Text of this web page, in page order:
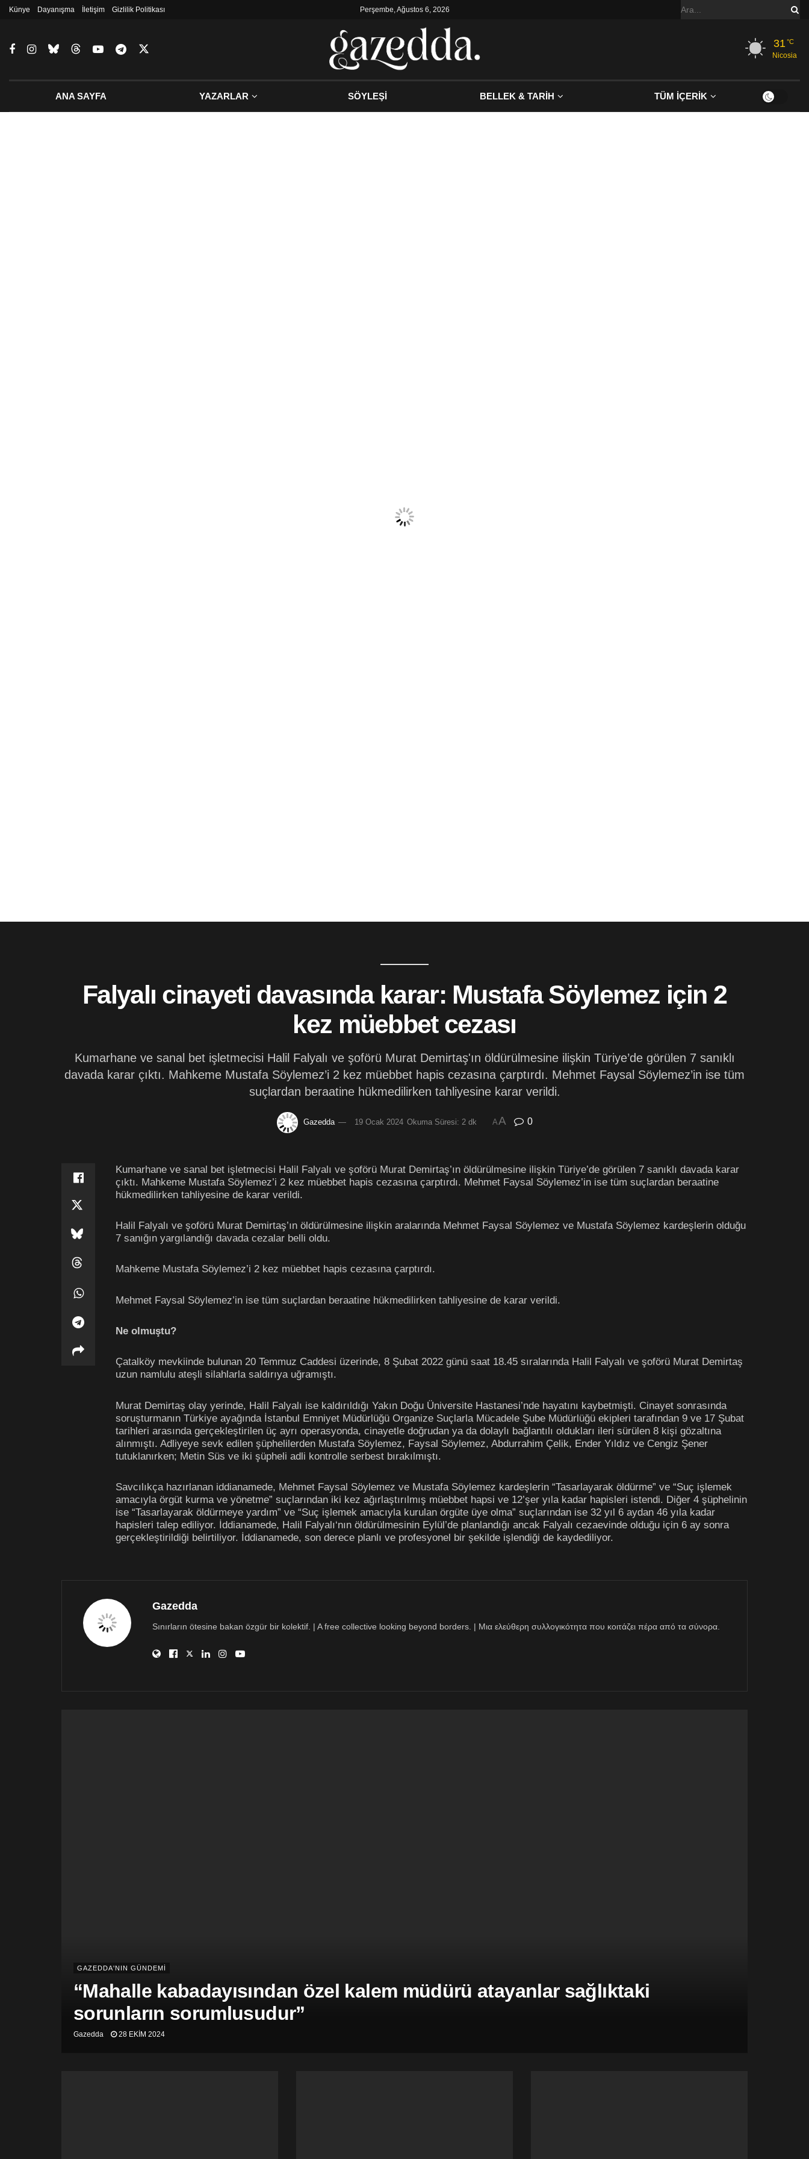
Künye Dayanışma İletişim Gizlilik Politikası Perşembe, Ağustos 6, 2026
31 °C
Nicosia
ANA SAYFA YAZARLAR SÖYLEŞİ BELLEK & TARİH TÜM İÇERİK
Falyalı cinayeti davasında karar: Mustafa Söylemez için 2
kez müebbet cezası
Kumarhane ve sanal bet işletmecisi Halil Falyalı ve şoförü Murat Demirtaş'ın öldürülmesine ilişkin Türiye’de görülen 7 sanıklı
davada karar çıktı. Mahkeme Mustafa Söylemez’i 2 kez müebbet hapis cezasına çarptırdı. Mehmet Faysal Söylemez’in ise tüm
suçlardan beraatine hükmedilirken tahliyesine karar verildi.
Gazedda 19 Ocak 2024 Okuma Süresi: 2 dk AA 0
Kumarhane ve sanal bet işletmecisi Halil Falyalı ve şoförü Murat Demirtaş’ın öldürülmesine ilişkin Türiye’de görülen 7 sanıklı davada karar
çıktı. Mahkeme Mustafa Söylemez’i 2 kez müebbet hapis cezasına çarptırdı. Mehmet Faysal Söylemez’in ise tüm suçlardan beraatine
hükmedilirken tahliyesine de karar verildi.
Halil Falyalı ve şoförü Murat Demirtaş’ın öldürülmesine ilişkin aralarında Mehmet Faysal Söylemez ve Mustafa Söylemez kardeşlerin olduğu
7 sanığın yargılandığı davada cezalar belli oldu.
Mahkeme Mustafa Söylemez’i 2 kez müebbet hapis cezasına çarptırdı.
Mehmet Faysal Söylemez’in ise tüm suçlardan beraatine hükmedilirken tahliyesine de karar verildi.
Ne olmuştu?
Çatalköy mevkiinde bulunan 20 Temmuz Caddesi üzerinde, 8 Şubat 2022 günü saat 18.45 sıralarında Halil Falyalı ve şoförü Murat Demirtaş
uzun namlulu ateşli silahlarla saldırıya uğramıştı.
Murat Demirtaş olay yerinde, Halil Falyalı ise kaldırıldığı Yakın Doğu Üniversite Hastanesi’nde hayatını kaybetmişti. Cinayet sonrasında
soruşturmanın Türkiye ayağında İstanbul Emniyet Müdürlüğü Organize Suçlarla Mücadele Şube Müdürlüğü ekipleri tarafından 9 ve 17 Şubat
tarihleri arasında gerçekleştirilen üç ayrı operasyonda, cinayetle doğrudan ya da dolaylı bağlantılı oldukları ileri sürülen 8 kişi gözaltına
alınmıştı. Adliyeye sevk edilen şüphelilerden Mustafa Söylemez, Faysal Söylemez, Abdurrahim Çelik, Ender Yıldız ve Cengiz Şener
tutuklanırken; Metin Süs ve iki şüpheli adli kontrolle serbest bırakılmıştı.
Savcılıkça hazırlanan iddianamede, Mehmet Faysal Söylemez ve Mustafa Söylemez kardeşlerin “Tasarlayarak öldürme” ve “Suç işlemek
amacıyla örgüt kurma ve yönetme” suçlarından iki kez ağırlaştırılmış müebbet hapsi ve 12’şer yıla kadar hapisleri istendi. Diğer 4 şüphelinin
ise “Tasarlayarak öldürmeye yardım” ve “Suç işlemek amacıyla kurulan örgüte üye olma” suçlarından ise 32 yıl 6 aydan 46 yıla kadar
hapisleri talep ediliyor. İddianamede, Halil Falyalı‘nın öldürülmesinin Eylül’de planlandığı ancak Falyalı cezaevinde olduğu için 6 ay sonra
gerçekleştirildiği belirtiliyor. İddianamede, son derece planlı ve profesyonel bir şekilde işlendiği de kaydediliyor.
Gazedda
Sınırların ötesine bakan özgür bir kolektif. | A free collective looking beyond borders. | Μια ελεύθερη συλλογικότητα που κοιτάζει πέρα από τα σύνορα.
GAZEDDA'NIN GÜNDEMİ
“Mahalle kabadayısından özel kalem müdürü atayanlar sağlıktaki
sorunların sorumlusudur”
Gazedda 28 EKIM 2024